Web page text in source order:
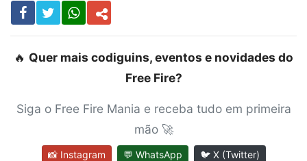
🔥 Quer mais codiguins, eventos e novidades do
Free Fire?
Siga o Free Fire Mania e receba tudo em primeira
mão 🚀
📸 Instagram 💬 WhatsApp 🐦 X (Twitter)